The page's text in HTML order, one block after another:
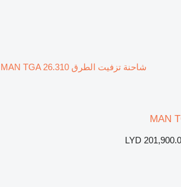
شاحنة تزفيت الطرق MAN TGA 26.310
MAN
LYD